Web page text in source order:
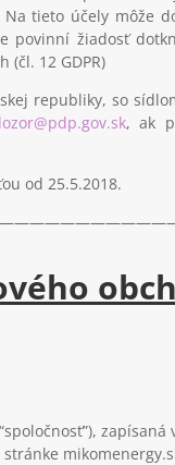
tieto účely môže
povinní žiadosť
12 GDPR)
republiky, so
, ak
od 25.5.2018.